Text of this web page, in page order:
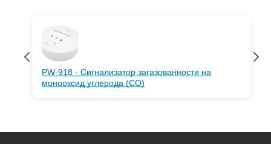
PW-918 - Сигнализатор загазованности на
монооксид углерода (СО)